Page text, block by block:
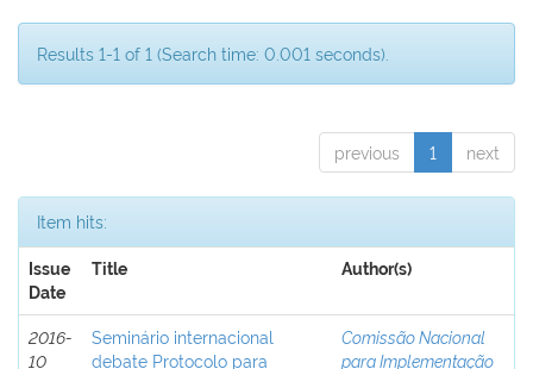
Results 1-1 of 1 (Search time: 0.001 seconds).
previous 1 next
Item hits:
Issue
Date
Title Author(s)
2016-
10
Seminário internacional
debate Protocolo para
Comissão Nacional
para Implementação